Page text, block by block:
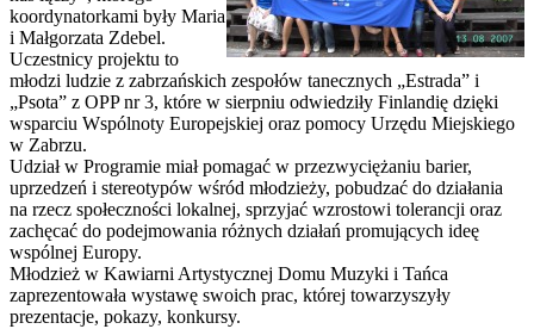
koordynatorkami były Maria
i Małgorzata Zdebel.
Uczestnicy projektu to
młodzi ludzie z zabrzańskich zespołów tanecznych „Estrada” i
„Psota” z OPP nr 3, które w sierpniu odwiedziły Finlandię dzięki
wsparciu Wspólnoty Europejskiej oraz pomocy Urzędu Miejskiego
w Zabrzu.
Udział w Programie miał pomagać w przezwyciężaniu barier,
uprzedzeń i stereotypów wśród młodzieży, pobudzać do działania
na rzecz społeczności lokalnej, sprzyjać wzrostowi tolerancji oraz
zachęcać do podejmowania różnych działań promujących ideę
wspólnej Europy.
Młodzież w Kawiarni Artystycznej Domu Muzyki i Tańca
zaprezentowała wystawę swoich prac, której towarzyszyły
prezentacje, pokazy, konkursy.